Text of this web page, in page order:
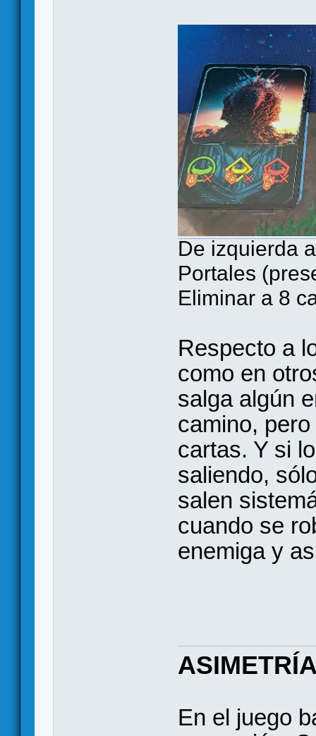
De izquierda
Portales
Eliminar a 8
Respecto a
como en
salga algún
camino,
cartas. Y si
saliendo,
salen
cuando se
enemiga y
En el juego